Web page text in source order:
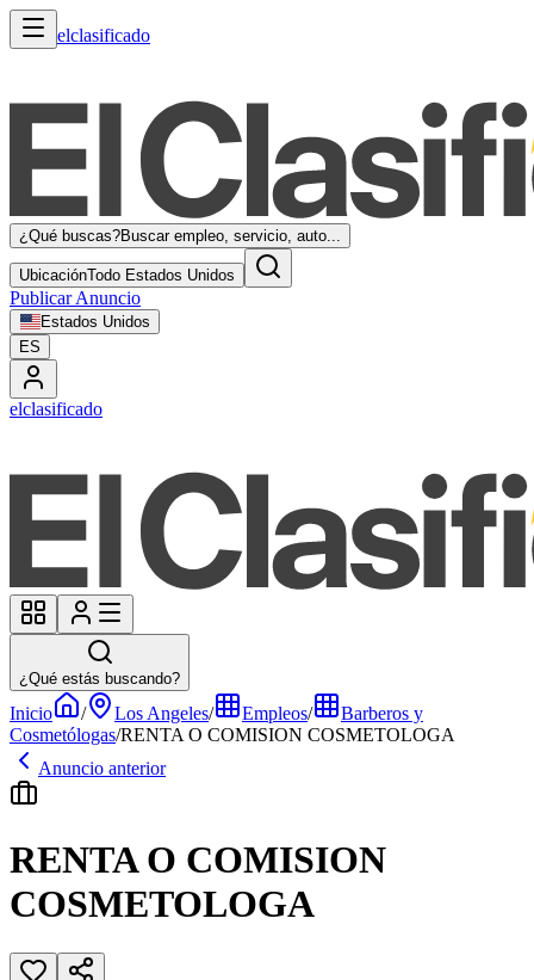
elclasificado
¿Qué buscas?Buscar empleo, servicio, auto...
UbicaciónTodo Estados Unidos
Publicar Anuncio
Estados Unidos
ES
elclasificado
¿Qué estás buscando?
Inicio / Los Angeles/ Empleos/
Barberos y
Cosmetólogas/RENTA O COMISION COSMETOLOGA
Anuncio anterior
RENTA O COMISION
COSMETOLOGA